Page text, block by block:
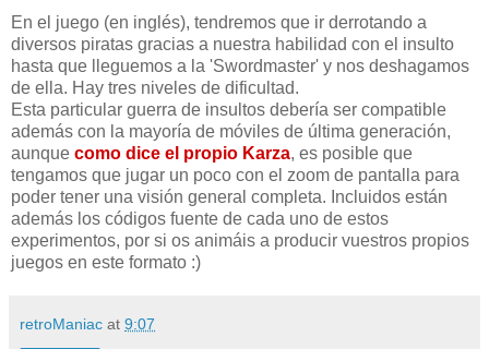
En el juego (en inglés), tendremos que ir derrotando a
diversos piratas gracias a nuestra habilidad con el insulto
hasta que lleguemos a la 'Swordmaster' y nos deshagamos
de ella. Hay tres niveles de dificultad.
Esta particular guerra de insultos debería ser compatible
además con la mayoría de móviles de última generación,
aunque como dice el propio Karza, es posible que
tengamos que jugar un poco con el zoom de pantalla para
poder tener una visión general completa. Incluidos están
además los códigos fuente de cada uno de estos
experimentos, por si os animáis a producir vuestros propios
juegos en este formato :)
retroManiac at 9:07